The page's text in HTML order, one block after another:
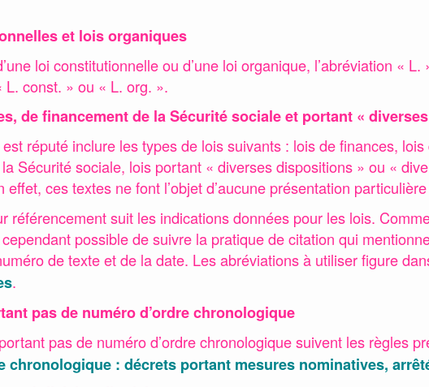
et lois organiques
loi constitutionnelle ou d’une loi organique, l’abréviation «
L. const. » ou « L. org. ».
de financement de la Sécurité sociale et portant «
réputé inclure les types de lois suivants : lois de finances,
Sécurité sociale, lois portant « diverses dispositions » ou «
effet, ces textes ne font l’objet d’aucune présentation
référencement suit les indications données pour les lois.
possible de suivre la pratique de citation qui
de texte et de la date. Les abréviations à utiliser figure
.
pas de numéro d’ordre chronologique
pas de numéro d’ordre chronologique suivent les règles
chronologique : décrets portant mesures nominatives,